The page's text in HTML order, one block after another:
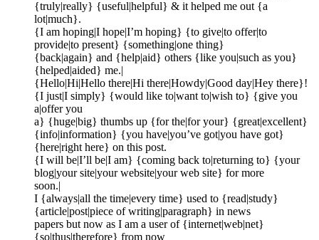
{truly|really} {useful|helpful} & it helped me out {a
lot|much}.
{I am hoping|I hope|I’m hoping} {to give|to offer|to
provide|to present} {something|one thing}
{back|again} and {help|aid} others {like you|such as you}
{helped|aided} me.|
{Hello|Hi|Hello there|Hi there|Howdy|Good day|Hey there}!
{I just|I simply} {would like to|want to|wish to} {give you
a|offer you
a} {huge|big} thumbs up {for the|for your} {great|excellent}
{info|information} {you have|you’ve got|you have got}
{here|right here} on this post.
{I will be|I’ll be|I am} {coming back to|returning to} {your
blog|your site|your website|your web site} for more
soon.|
I {always|all the time|every time} used to {read|study}
{article|post|piece of writing|paragraph} in news
papers but now as I am a user of {internet|web|net}
{so|thus|therefore} from now